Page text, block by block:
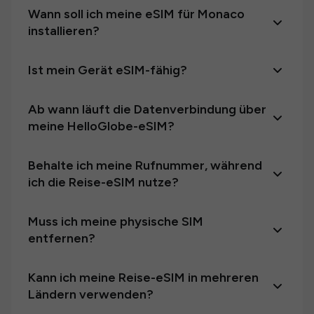
Wann soll ich meine eSIM für Monaco
installieren?
Ist mein Gerät eSIM-fähig?
Ab wann läuft die Datenverbindung über
meine HelloGlobe-eSIM?
Behalte ich meine Rufnummer, während
ich die Reise-eSIM nutze?
Muss ich meine physische SIM
entfernen?
Kann ich meine Reise-eSIM in mehreren
Ländern verwenden?